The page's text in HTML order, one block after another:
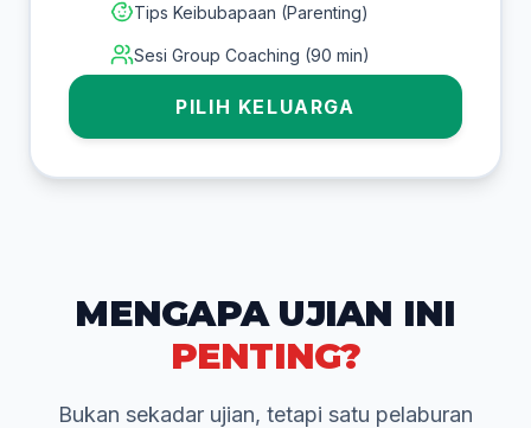
Tips Keibubapaan (Parenting)
Sesi Group Coaching (90 min)
PILIH KELUARGA
MENGAPA UJIAN INI
PENTING?
Bukan sekadar ujian, tetapi satu pelaburan